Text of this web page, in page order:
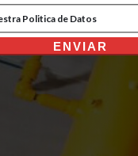
Politica de Datos
ENVIAR